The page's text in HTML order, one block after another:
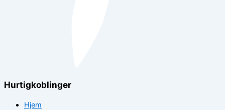
Hurtigkoblinger
Hjem